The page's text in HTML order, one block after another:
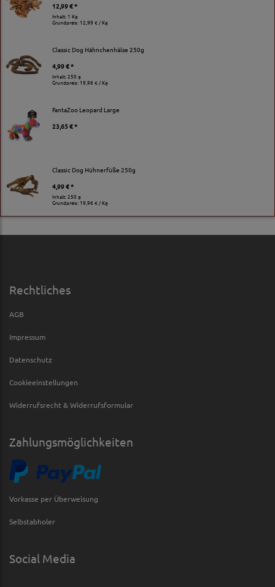
12,99 € *
Inhalt: 1 Kg
Grundpreis: 12,99 € / Kg
Classic Dog Hähnchenhälse 250g
4,99 € *
Inhalt: 250 g
Grundpreis:19,96 € / Kg
FantaZoo Leopard Large
23,65 € *
Classic Dog Hühnerfüße 250g
4,99 € *
Inhalt: 250 g
Grundpreis:19,96 € / Kg
Rechtliches
AGB
Impressum
Datenschutz
Cookieeinstellungen
Widerrufsrecht & Widerrufsformular
Zahlungsmöglichkeiten
Vorkasse per Überweisung
Selbstabholer
Social Media